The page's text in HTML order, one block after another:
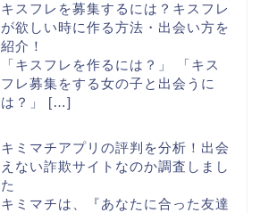
キスフレを募集するには？キスフレ
が欲しい時に作る方法・出会い方を
紹介！
「キスフレを作るには？」 「キス
フレ募集をする女の子と出会うに
は？」 […]
キミマチアプリの評判を分析！出会
えない詐欺サイトなのか調査しまし
た
キミマチは、『あなたに合った友達